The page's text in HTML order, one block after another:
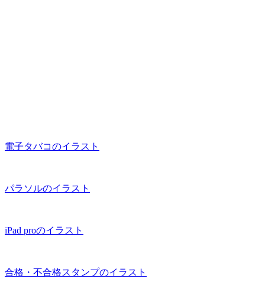
電子タバコのイラスト
パラソルのイラスト
iPad proのイラスト
合格・不合格スタンプのイラスト